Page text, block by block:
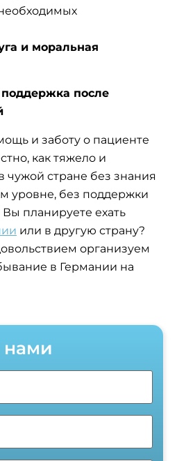
и моральная
поддержка после
и заботу о пациенте
как тяжело и
чужой стране без знания
уровне, без поддержки
планируете ехать
или в другую страну?
организуем
в Германии на
нами